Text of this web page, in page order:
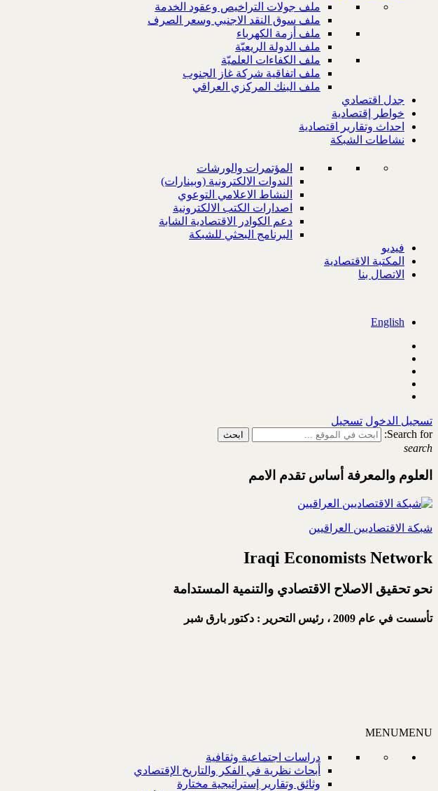
ملف جولات التراخيص وعقود الخدمة
ملف سوق النقد الاجنبي وسعر الصرف
ملف أزمة الكهرباء
ملف الدولة الريعيّة
ملف الكفاءات العلميّة
ملف اتفاقية شركة غاز الجنوب
ملف البنك المركزي العراقي
جدل اقتصادي
خواطر إقتصادية
احداث وتقارير اقتصادية
نشاطات الشبكة
المؤتمرات والورشات
الندوات الالكترونية (وبينارات)
النشاط الاعلامي التوعوي
اصدارات الكتب الالكترونية
دعم الكوادر الاقتصادية الشابة
البرنامج البحثي للشبكة
فيديو
المكتبة الاقتصادية
الاتصال بنا
English
تسجيل الدخول تسجيل
Search for:
search
العلوم والمعرفة أساس تقدم الامم
شبكة الاقتصاديين العراقيين
Iraqi Economists Network
نحو تحقيق الاصلاح الاقتصادي والتنمية المستدامة
تأسست في عام 2009 ، رئيس التحرير : دكتور بارق شبر
MENUMENU
دراسات اجتماعية وثقافية
أبحاث نظرية في الفكر والتاريخ الإقتصادي
وثائق وتقارير إستراتيجية مختارة